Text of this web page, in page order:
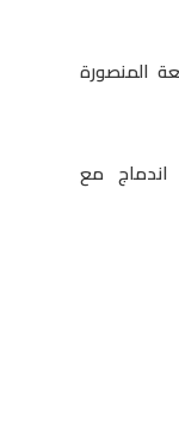
المنصورة
اندماج مع